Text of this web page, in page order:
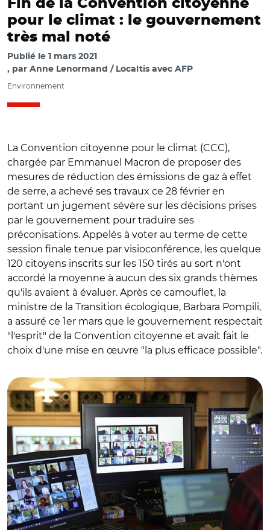
Fin de la Convention citoyenne
pour le climat : le gouvernement
très mal noté
Publié le 1 mars 2021
par Anne Lenormand / Localtis avec AFP
Environnement
La Convention citoyenne pour le climat (CCC),
chargée par Emmanuel Macron de proposer des
mesures de réduction des émissions de gaz à effet
de serre, a achevé ses travaux ce 28 février en
portant un jugement sévère sur les décisions prises
par le gouvernement pour traduire ses
préconisations. Appelés à voter au terme de cette
session finale tenue par visioconférence, les quelque
120 citoyens inscrits sur les 150 tirés au sort n'ont
accordé la moyenne à aucun des six grands thèmes
qu'ils avaient à évaluer. Après ce camouflet, la
ministre de la Transition écologique, Barbara Pompili,
a assuré ce 1er mars que le gouvernement respectait
"l'esprit" de la Convention citoyenne et avait fait le
choix d'une mise en œuvre "la plus efficace possible".